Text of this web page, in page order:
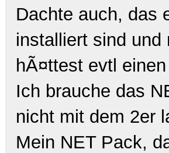
Dachte auch, das
installiert sind
hÃ¤ttest evtl
Ich brauche das
nicht mit dem 2er
Mein NET Pack,